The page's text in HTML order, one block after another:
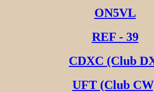
ON5VL
REF - 39
CDXC (Club
UFT (Club